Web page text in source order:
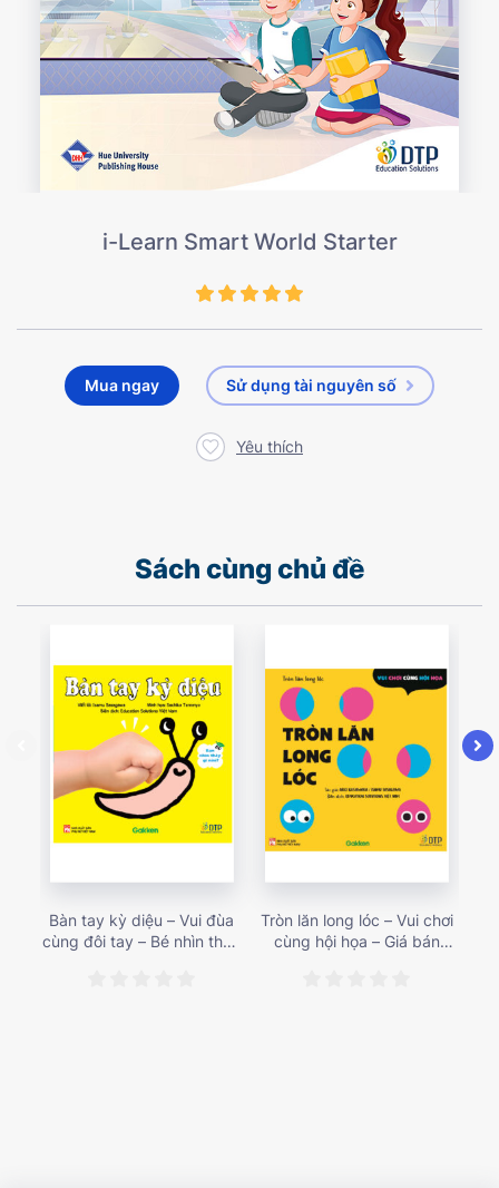
i-Learn Smart World Starter
Mua ngay Sử dụng tài nguyên số
Yêu thích
Sách cùng chủ đề
Bàn tay kỳ diệu – Vui đùa
cùng đôi tay – Bé nhìn thấy
Tròn lăn long lóc – Vui chơi
cùng hội họa – Giá bán